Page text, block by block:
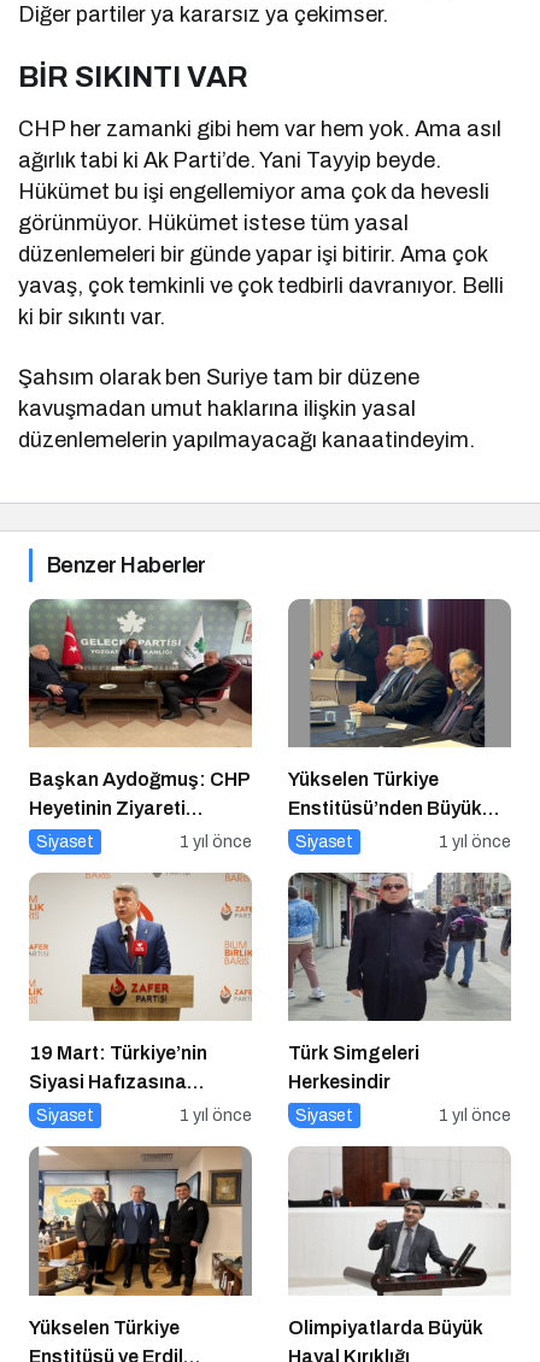
Diğer partiler ya kararsız ya çekimser.
BİR SIKINTI VAR
CHP her zamanki gibi hem var hem yok. Ama asıl
ağırlık tabi ki Ak Parti’de. Yani Tayyip beyde.
Hükümet bu işi engellemiyor ama çok da hevesli
görünmüyor. Hükümet istese tüm yasal
düzenlemeleri bir günde yapar işi bitirir. Ama çok
yavaş, çok temkinli ve çok tedbirli davranıyor. Belli
ki bir sıkıntı var.
Şahsım olarak ben Suriye tam bir düzene
kavuşmadan umut haklarına ilişkin yasal
düzenlemelerin yapılmayacağı kanaatindeyim.
Benzer Haberler
Başkan Aydoğmuş: CHP
Heyetinin Ziyareti
Memnuniyet Verici
Siyaset 1 yıl önce
Yükselen Türkiye
Enstitüsü’nden Büyük
Buluşma: Ekonomi,
Hukuk Konferansı
Siyaset 1 yıl önce
19 Mart: Türkiye’nin
Siyasi Hafızasına
Kazınan Sivil Darbe
Siyaset 1 yıl önce
Türk Simgeleri
Herkesindir
Siyaset 1 yıl önce
Yükselen Türkiye
Enstitüsü ve Erdil
Olimpiyatlarda Büyük
Hayal Kırıklığı